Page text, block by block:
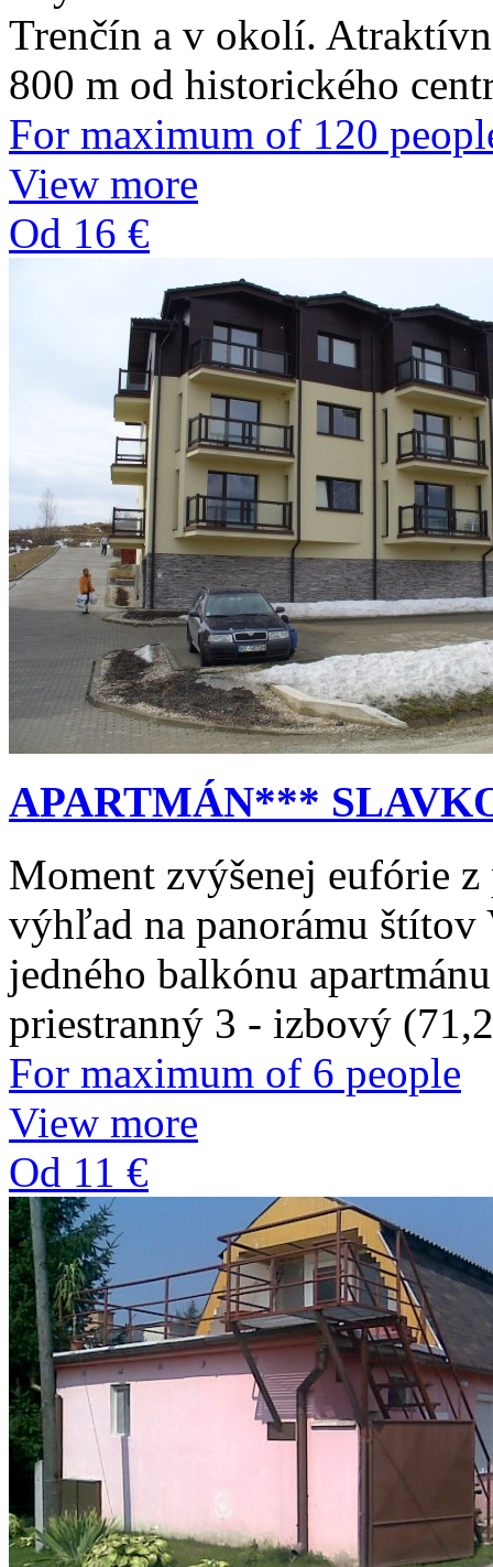
Trenčín a v okolí.
800 m od historického
For maximum of 120
View more
Od 16 €
APARTMÁN***
Moment zvýšenej eufórie
výhľad na panorámu štítov
jedného balkónu
priestranný 3 - izbový
For maximum of 6 people
View more
Od 11 €